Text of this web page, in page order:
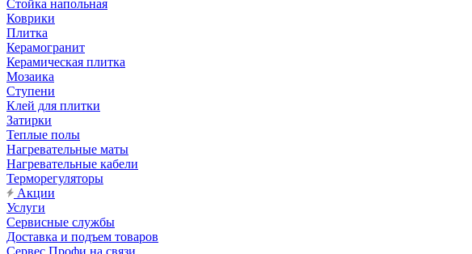
Стойка напольная
Коврики
Плитка
Керамогранит
Керамическая плитка
Мозаика
Ступени
Клей для плитки
Затирки
Теплые полы
Нагревательные маты
Нагревательные кабели
Терморегуляторы
Акции
Услуги
Сервисные службы
Доставка и подъем товаров
Сервес Профи на связи